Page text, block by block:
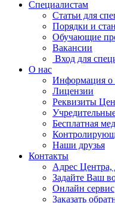
Специалистам
Статьи для
Порядки и
Обучающие
Вакансии
Вход для
О нас
Информация о
Лицензии
Реквизиты
Бесплатная
Наши друзья
Контакты
Адрес Центра,
Задайте Ваш
Онлайн сервис
Заказать